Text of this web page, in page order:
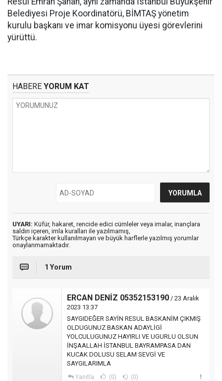
Belediyesi Proje Koordinatörü, BİMTAŞ yönetim
kurulu başkanı ve imar komisyonu üyesi görevlerini
yürüttü.
HABERE YORUM KAT
UYARI: Küfür, hakaret, rencide edici cümleler veya imalar, inançlara
saldırı içeren, imla kuralları ile yazılmamış,
Türkçe karakter kullanılmayan ve büyük harflerle yazılmış yorumlar
onaylanmamaktadır.
1 Yorum
ERCAN DENİZ 05352153190 / 23 Aralık
2023 13:37
SAYGIDEĞER SAYİN RESUL BASKANİM ÇIKMIŞ
OLDUGUNUZ BASKAN ADAYLİGİ
YOLCULUGUNUZ HAYIRLI VE UGURLU OLSUN
İNŞAALLAH İSTANBUL BAYRAMPASA DAN
KUCAK DOLUSU SELAM SEVGİ VE
SAYGILARIMLA
Yanıtla (0) (0)